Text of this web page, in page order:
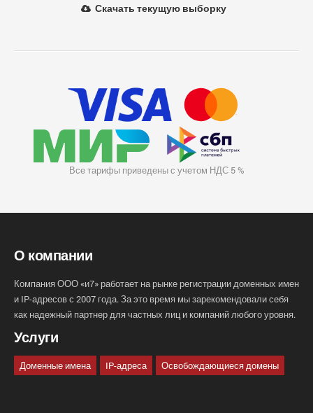
Скачать текущую выборку
Все тарифы приведены с учетом НДС 5 %
О компании
Компания ООО «и7» работает на рынке регистрации доменных имен
и IP-адресов с 2007 года. За это время мы зарекомендовали себя
как надежный партнер для частных лиц и компаний любого уровня.
Услуги
Доменные имена IP-адреса Освобождающиеся домены